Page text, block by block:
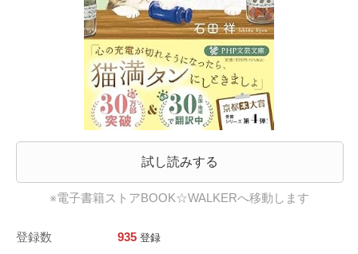
試し読みする
※電子書籍ストアBOOK☆WALKERへ移動します
登録数 935 登録